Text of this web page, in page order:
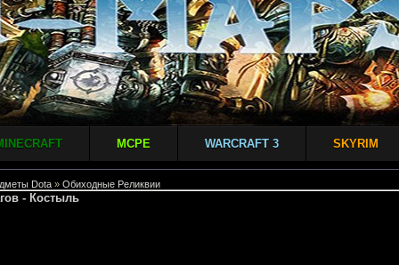
MCPE WARCRAFT 3 SKYRIM
Dota » Обиходные Реликвии
- Костыль